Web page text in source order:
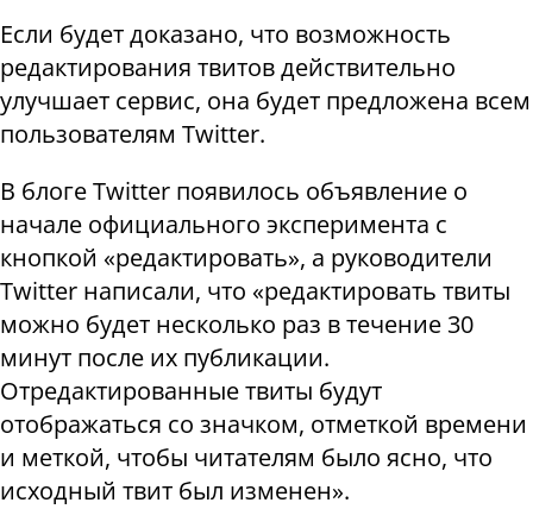
Если будет доказано, что возможность
редактирования твитов действительно
улучшает сервис, она будет предложена всем
пользователям Twitter.
В блоге Twitter появилось объявление о
начале официального эксперимента с
кнопкой «редактировать», а руководители
Twitter написали, что «редактировать твиты
можно будет несколько раз в течение 30
минут после их публикации.
Отредактированные твиты будут
отображаться со значком, отметкой времени
и меткой, чтобы читателям было ясно, что
исходный твит был изменен».